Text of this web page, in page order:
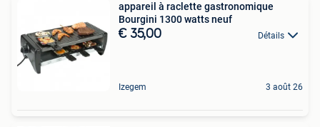
appareil à raclette gastronomique
Bourgini 1300 watts neuf
€ 35,00 Détails
Izegem 3 août 26